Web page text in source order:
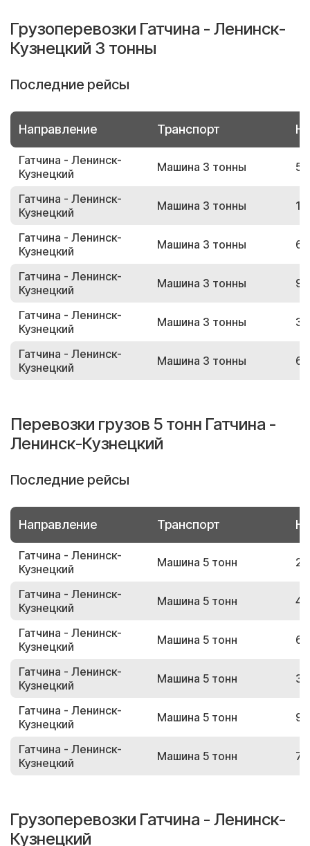
Грузоперевозки Гатчина - Ленинск-
Кузнецкий 3 тонны
Последние рейсы
Направление Транспорт
Гатчина - Ленинск-
Кузнецкий
Машина 3 тонны
Гатчина - Ленинск-
Кузнецкий
Машина 3 тонны
Гатчина - Ленинск-
Кузнецкий
Машина 3 тонны
Гатчина - Ленинск-
Кузнецкий
Машина 3 тонны
Гатчина - Ленинск-
Кузнецкий
Машина 3 тонны
Гатчина - Ленинск-
Кузнецкий
Машина 3 тонны
Перевозки грузов 5 тонн Гатчина -
Ленинск-Кузнецкий
Последние рейсы
Направление Транспорт
Гатчина - Ленинск-
Кузнецкий
Машина 5 тонн
Гатчина - Ленинск-
Кузнецкий
Машина 5 тонн
Гатчина - Ленинск-
Кузнецкий
Машина 5 тонн
Гатчина - Ленинск-
Кузнецкий
Машина 5 тонн
Гатчина - Ленинск-
Кузнецкий
Машина 5 тонн
Гатчина - Ленинск-
Кузнецкий
Машина 5 тонн
Грузоперевозки Гатчина - Ленинск-
Кузнецкий